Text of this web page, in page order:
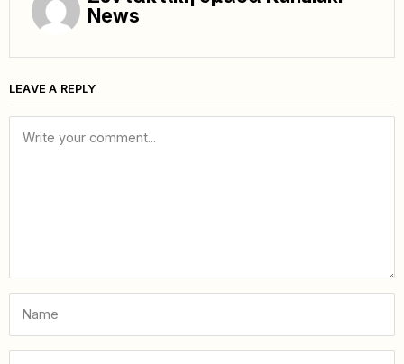
News
LEAVE A REPLY